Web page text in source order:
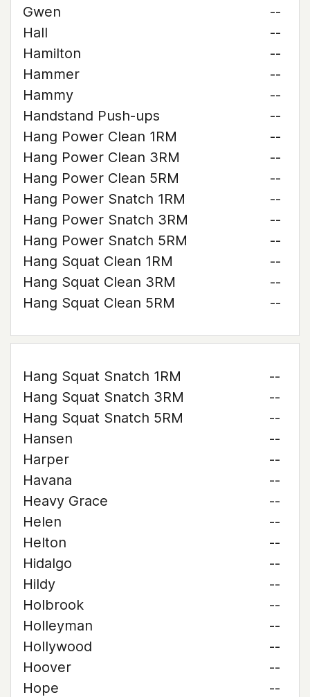
Gwen
--
Hall
--
Hamilton
--
Hammer
--
Hammy
--
Handstand Push-ups
--
Hang Power Clean 1RM
--
Hang Power Clean 3RM
--
Hang Power Clean 5RM
--
Hang Power Snatch 1RM
--
Hang Power Snatch 3RM
--
Hang Power Snatch 5RM
--
Hang Squat Clean 1RM
--
Hang Squat Clean 3RM
--
Hang Squat Clean 5RM
--
Hang Squat Snatch 1RM
--
Hang Squat Snatch 3RM
--
Hang Squat Snatch 5RM
--
Hansen
--
Harper
--
Havana
--
Heavy Grace
--
Helen
--
Helton
--
Hidalgo
--
Hildy
--
Holbrook
--
Holleyman
--
Hollywood
--
Hoover
--
Hope
--